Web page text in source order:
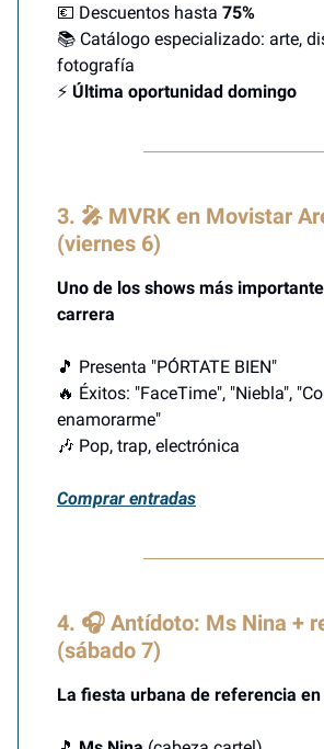
💶 Descuentos hasta 75%
📚 Catálogo especializado: arte,
fotografía
⚡ Última oportunidad domingo
3. 🎤 MVRK en Movistar
(viernes 6)
Uno de los shows más
carrera
🎵 Presenta "PÓRTATE BIEN"
🔥 Éxitos: "FaceTime", "Niebla",
enamorarme"
🎶 Pop, trap, electrónica
Comprar entradas
4. 🎧 Antídoto: Ms Nina +
(sábado 7)
La fiesta urbana de referencia